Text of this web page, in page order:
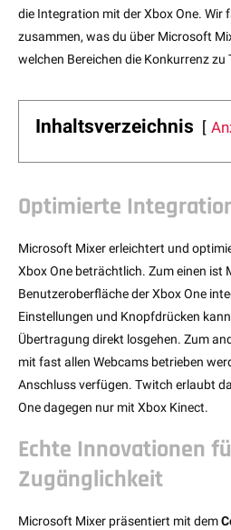
die Integration mit der Xbox One. Wir
zusammen, was du über Microsoft
welchen Bereichen die Konkurrenz
Inhaltsverzeichnis
Optimierte
Microsoft Mixer erleichtert und
Xbox One beträchtlich. Zum einen ist
Benutzeroberfläche der Xbox One
Einstellungen und Knopfdrücken
Übertragung direkt losgehen. Zum
mit fast allen Webcams betrieben
Anschluss verfügen. Twitch erlaubt
One dagegen nur mit Xbox Kinect.
Echte Innovationen
Zugänglichkeit
Microsoft Mixer präsentiert mit dem